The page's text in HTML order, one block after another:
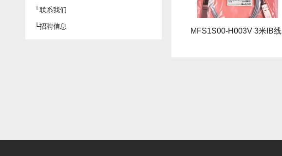
Mellanox 200Gb 光纤线MFS1S00-H050V MFS1S00-H003V 3米IB线
└联系我们
└招聘信息